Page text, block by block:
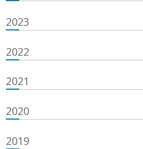
2023
2022
2021
2020
2019